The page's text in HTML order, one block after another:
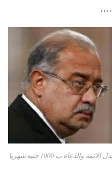
….
ب 1000 جنيه شهريا